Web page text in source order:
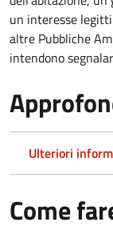
un interesse
altre Pubbliche
intendono
Ulteriori
Come